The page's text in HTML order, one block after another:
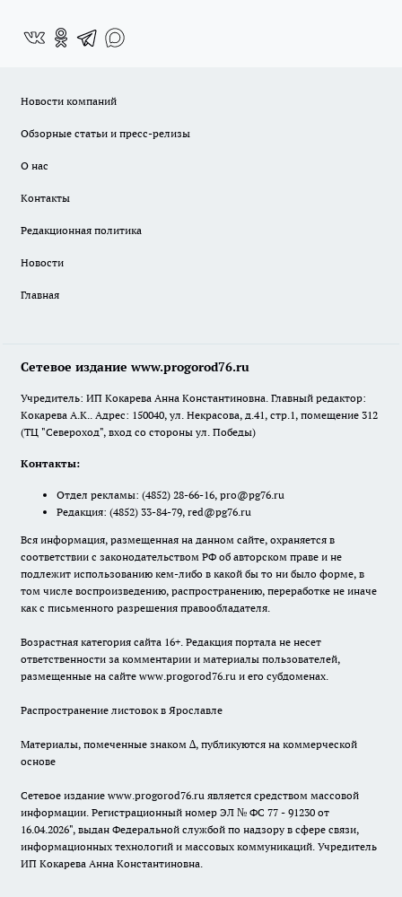
Новости компаний
Обзорные статьи и пресс-релизы
О нас
Контакты
Редакционная политика
Новости
Главная
Сетевое издание www.progorod76.ru
Учредитель: ИП Кокарева Анна Константиновна. Главный редактор:
Кокарева А.К.. Адрес: 150040, ул. Некрасова, д.41, стр.1, помещение 312
(ТЦ "Североход", вход со стороны ул. Победы)
Контакты:
Отдел рекламы: (4852) 28-66-16, pro@pg76.ru
Редакция: (4852) 33-84-79, red@pg76.ru
Вся информация, размещенная на данном сайте, охраняется в
соответствии с законодательством РФ об авторском праве и не
подлежит использованию кем-либо в какой бы то ни было форме, в
том числе воспроизведению, распространению, переработке не иначе
как с письменного разрешения правообладателя.
Возрастная категория сайта 16+. Редакция портала не несет
ответственности за комментарии и материалы пользователей,
размещенные на сайте www.progorod76.ru и его субдоменах.
Распространение листовок в Ярославле
Материалы, помеченные знаком ∆, публикуются на коммерческой
основе
Сетевое издание www.progorod76.ru является средством массовой
информации. Регистрационный номер ЭЛ № ФС 77 - 91230 от
16.04.2026", выдан Федеральной службой по надзору в сфере связи,
информационных технологий и массовых коммуникаций. Учредитель
ИП Кокарева Анна Константиновна.